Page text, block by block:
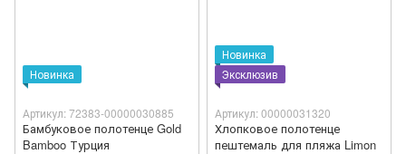
Новинка
Артикул: 72383-00000030885
Бамбуковое полотенце Gold
Bamboo Турция
Новинка
Эксклюзив
Артикул: 00000031320
Хлопковое полотенце
пештемаль для пляжа Limon